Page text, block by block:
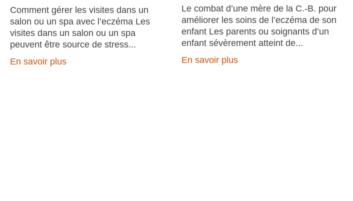
Comment gérer les visites dans un
salon ou un spa avec l’eczéma Les
visites dans un salon ou un spa
peuvent être source de stress
En savoir plus
Le combat d’une mère de la C.-B. pour
améliorer les soins de l’eczéma de son
enfant Les parents ou soignants d’un
enfant sévèrement atteint de
En savoir plus